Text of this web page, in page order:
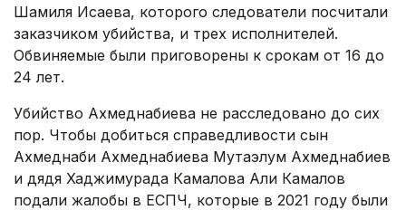
Шамиля Исаева, которого следователи посчитали
заказчиком убийства, и трех исполнителей.
Обвиняемые были приговорены к срокам от 16 до
24 лет.
Убийство Ахмеднабиева не расследовано до сих
пор. Чтобы добиться справедливости сын
Ахмеднаби Ахмеднабиева Мутаэлум Ахмеднабиев
и дядя Хаджимурада Камалова Али Камалов
подали жалобы в ЕСПЧ, которые в 2021 году были